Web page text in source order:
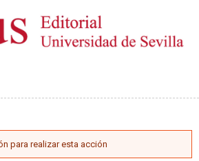
DE ERROR
para realizar esta acción